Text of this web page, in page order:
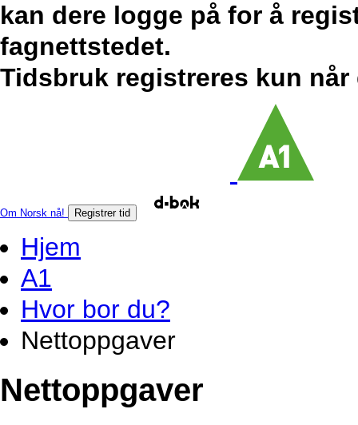
kan dere logge på for å
fagnettstedet.
Tidsbruk registreres kun når
Om Norsk nå! Registrer tid
Hjem
A1
Hvor bor du?
Nettoppgaver
Nettoppgaver